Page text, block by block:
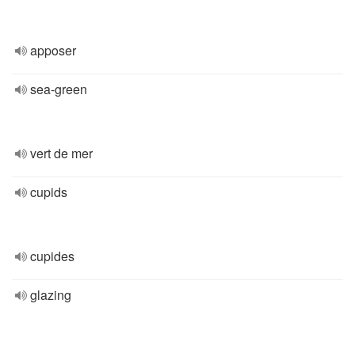
apposer
sea-green
vert de mer
cupids
cupides
glazing